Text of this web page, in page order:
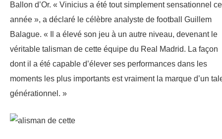
Ballon d’Or. « Vinicius a été tout simplement sensationnel
année », a déclaré le célèbre analyste de football Guillem
Balague. « Il a élevé son jeu à un autre niveau, devenant le
véritable talisman de cette équipe du Real Madrid. La façon
dont il a été capable d’élever ses performances dans les
moments les plus importants est vraiment la marque d’un
générationnel. »